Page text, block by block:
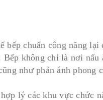
chuẩn công năng lại
không chỉ là nơi nấu
như phản ánh phong
lý các khu vực chức